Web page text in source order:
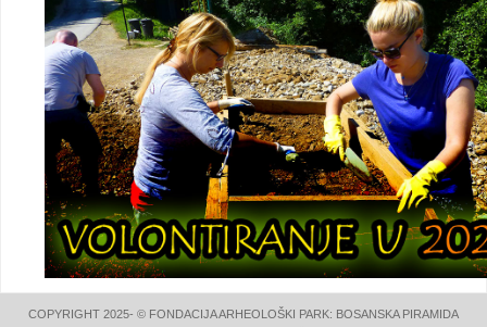
COPYRIGHT 2025- © FONDACIJA ARHEOLOŠKI PARK: BOSANSKA PIRAMIDA